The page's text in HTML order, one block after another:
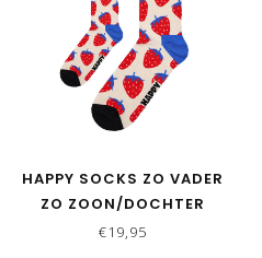
HAPPY SOCKS ZO VADER
ZO ZOON/DOCHTER
SOKKEN STRAWBERRY
€19,95